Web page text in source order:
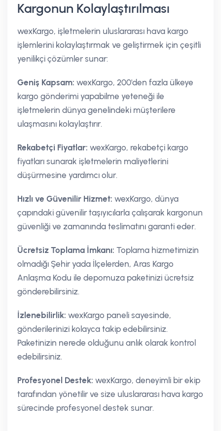
Kargonun Kolaylaştırılması
wexKargo, işletmelerin uluslararası hava kargo
işlemlerini kolaylaştırmak ve geliştirmek için çeşitli
yenilikçi çözümler sunar:
Geniş Kapsam: wexKargo, 200'den fazla ülkeye
kargo gönderimi yapabilme yeteneği ile
işletmelerin dünya genelindeki müşterilere
ulaşmasını kolaylaştırır.
Rekabetçi Fiyatlar: wexKargo, rekabetçi kargo
fiyatları sunarak işletmelerin maliyetlerini
düşürmesine yardımcı olur.
Hızlı ve Güvenilir Hizmet: wexKargo, dünya
çapındaki güvenilir taşıyıcılarla çalışarak kargonun
güvenliği ve zamanında teslimatını garanti eder.
Ücretsiz Toplama İmkanı: Toplama hizmetimizin
olmadığı Şehir yada İlçelerden, Aras Kargo
Anlaşma Kodu ile depomuza paketinizi ücretsiz
gönderebilirsiniz.
İzlenebilirlik: wexKargo paneli sayesinde,
gönderilerinizi kolayca takip edebilirsiniz.
Paketinizin nerede olduğunu anlık olarak kontrol
edebilirsiniz.
Profesyonel Destek: wexKargo, deneyimli bir ekip
tarafından yönetilir ve size uluslararası hava kargo
sürecinde profesyonel destek sunar.